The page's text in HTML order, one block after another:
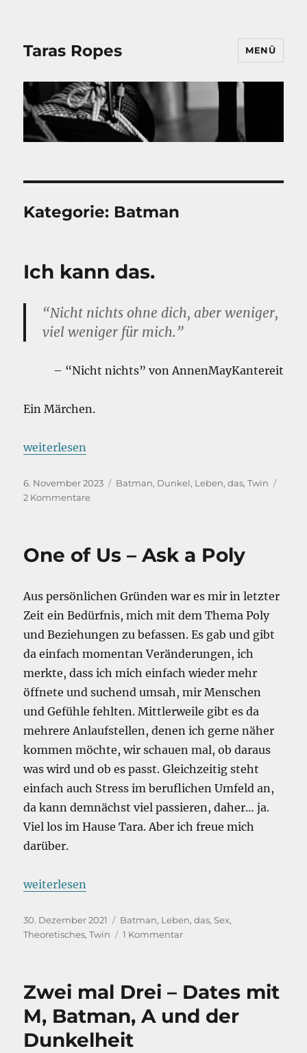
Taras Ropes MENÜ
Kategorie: Batman
Ich kann das.
“Nicht nichts ohne dich, aber weniger,
viel weniger für mich.”
– “Nicht nichts” von AnnenMayKantereit
Ein Märchen.
„Ich kann das.“
weiterlesen
Veröffentlicht
am
6. November 2023 Kategorien
Batman, Dunkel, Leben, das,Twin
2 Kommentarezu
One of Us – Ask a Poly
Aus persönlichen Gründen war es mir in letzter
Zeit ein Bedürfnis, mich mit dem Thema Poly
und Beziehungen zu befassen. Es gab und gibt
da einfach momentan Veränderungen, ich
merkte, dass ich mich einfach wieder mehr
öffnete und suchend umsah, mir Menschen
und Gefühle fehlten. Mittlerweile gibt es da
mehrere Anlaufstellen, denen ich gerne näher
kommen möchte, wir schauen mal, ob daraus
was wird und ob es passt. Gleichzeitig steht
einfach auch Stress im beruflichen Umfeld an,
da kann demnächst viel passieren, daher… ja.
Viel los im Hause Tara. Aber ich freue mich
darüber.
„One of Us – Ask a Poly“
weiterlesen
Veröffentlicht
am
30. Dezember 2021 Kategorien
Batman, Leben, das,Sex,
Theoretisches,Twin 1 Kommentarzu
–
Ask
a
Zwei mal Drei – Dates mit
M, Batman, A und der
Dunkelheit